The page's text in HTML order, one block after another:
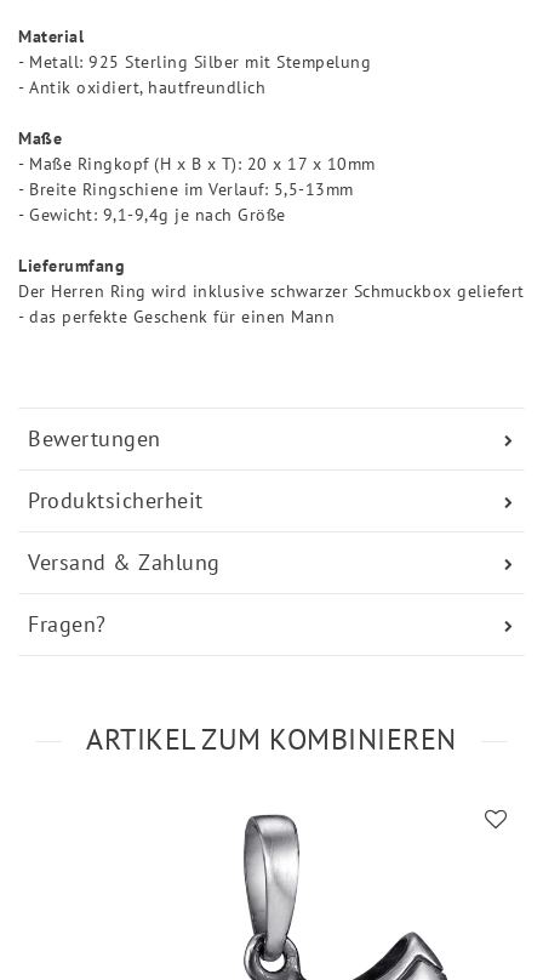
Bewertungen
Produktsicherheit
Versand & Zahlung
Fragen?
Material
- Metall: 925 Sterling Silber mit Stempelung
- Antik oxidiert, hautfreundlich
Maße
- Maße Ringkopf (H x B x T): 20 x 17 x 10mm
- Breite Ringschiene im Verlauf: 5,5-13mm
- Gewicht: 9,1-9,4g je nach Größe
Lieferumfang
Der Herren Ring wird inklusive schwarzer Schmuckbox geliefert
- das perfekte Geschenk für einen Mann
ARTIKEL ZUM KOMBINIEREN